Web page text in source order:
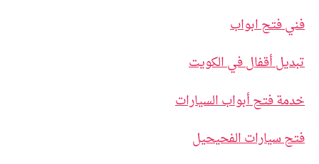
فني فتح ابواب
تبديل أقفال في الكويت
خدمة فتح أبواب السيارات
فتح سيارات الفحيحيل